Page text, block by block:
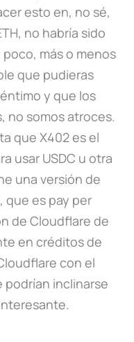
esto en, no sé,
no habría sido
más o menos
que pudieras
y que los
no somos atroces.
que X402 es el
usar USDC u otra
una versión de
que es pay per
de Cloudflare de
en créditos de
con el
inclinarse